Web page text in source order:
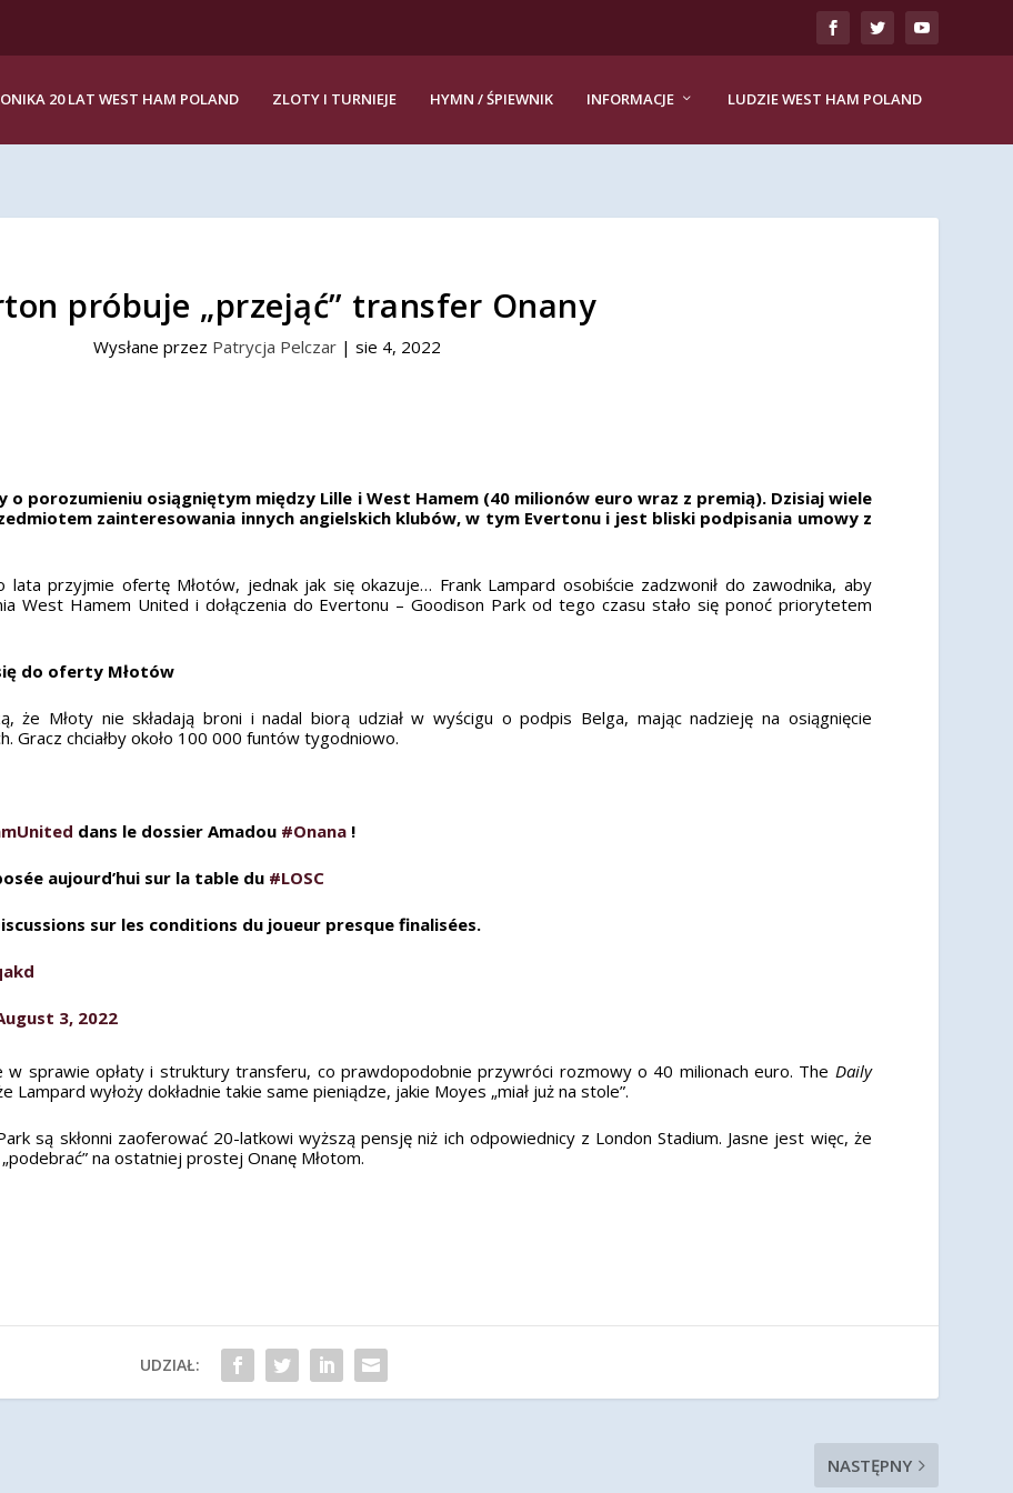
20 LAT WEST HAM POLAND ZLOTY I TURNIEJE HYMN / ŚPIEWNIK INFORMACJE LUDZIE WEST HAM POLAND
próbuje „przejąć” transfer Onany
Wysłane przez Patrycja Pelczar| sie 4, 2022
o porozumieniu osiągniętym między Lille i West Hamem (40 milionów euro wraz z premią). Dzisiaj wiele
zainteresowania innych angielskich klubów, w tym Evertonu i jest bliski podpisania umowy z
przyjmie ofertę Młotów, jednak jak się okazuje… Frank Lampard osobiście zadzwonił do zawodnika, aby
West Hamem United i dołączenia do Evertonu – Goodison Park od tego czasu stało się ponoć priorytetem
do oferty Młotów
że Młoty nie składają broni i nadal biorą udział w wyścigu o podpis Belga, mając nadzieję na osiągnięcie
Gracz chciałby około 100 000 funtów tygodniowo.
dans le dossier Amadou #Onana !
aujourd’hui sur la table du #LOSC
sur les conditions du joueur presque finalisées.
3, 2022
w sprawie opłaty i struktury transferu, co prawdopodobnie przywróci rozmowy o 40 milionach euro. The Daily
wyłoży dokładnie takie same pieniądze, jakie Moyes „miał już na stole”.
są skłonni zaoferować 20-latkowi wyższą pensję niż ich odpowiednicy z London Stadium. Jasne jest więc, że
na ostatniej prostej Onanę Młotom.
UDZIAŁ:
NASTĘPNY